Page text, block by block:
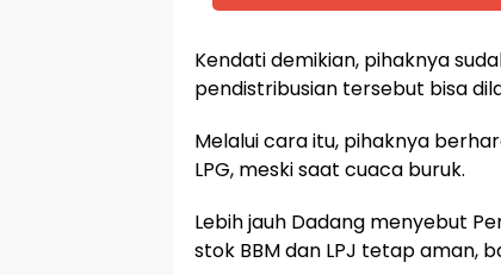
Kendati demikian, pihaknya
pendistribusian tersebut bisa
Melalui cara itu, pihaknya
LPG, meski saat cuaca buruk.
Lebih jauh Dadang menyebut
stok BBM dan LPJ tetap aman,